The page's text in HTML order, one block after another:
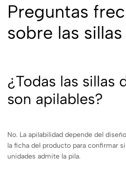
Preguntas
sobre las
¿Todas las sillas
son apilables?
No. La apilabilidad depende del
la ficha del producto para confirmar
unidades admite la pila.